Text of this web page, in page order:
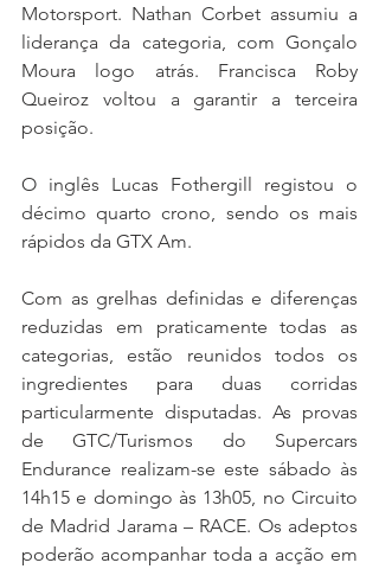
Motorsport. Nathan Corbet assumiu a
liderança da categoria, com Gonçalo
Moura logo atrás. Francisca Roby
Queiroz voltou a garantir a terceira
posição.
O inglês Lucas Fothergill registou o
décimo quarto crono, sendo os mais
rápidos da GTX Am.
Com as grelhas definidas e diferenças
reduzidas em praticamente todas as
categorias, estão reunidos todos os
ingredientes para duas corridas
particularmente disputadas. As provas
de GTC/Turismos do Supercars
Endurance realizam-se este sábado às
14h15 e domingo às 13h05, no Circuito
de Madrid Jarama – RACE. Os adeptos
poderão acompanhar toda a acção em